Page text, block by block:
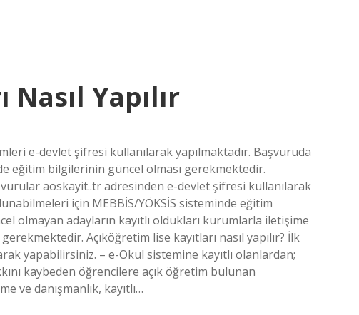
Yapılır
e-devlet şifresi kullanılarak yapılmaktadır. Başvuruda
eğitim bilgilerinin güncel olması gerekmektedir.
aoskayit..tr adresinden e-devlet şifresi kullanılarak
için MEBBİS/YÖKSİS sisteminde eğitim
olmayan adayların kayıtlı oldukları kurumlarla iletişime
Açıköğretim lise kayıtları nasıl yapılır? İlk
yapabilirsiniz. – e-Okul sistemine kayıtlı olanlardan;
kaybeden öğrencilere açık öğretim bulunan
ve danışmanlık, kayıtlı…